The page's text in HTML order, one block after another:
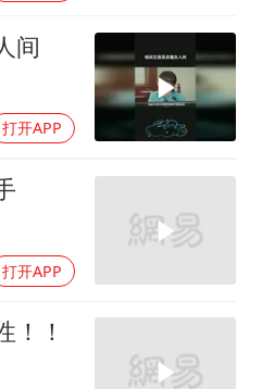
间
打开APP
打开APP
！！